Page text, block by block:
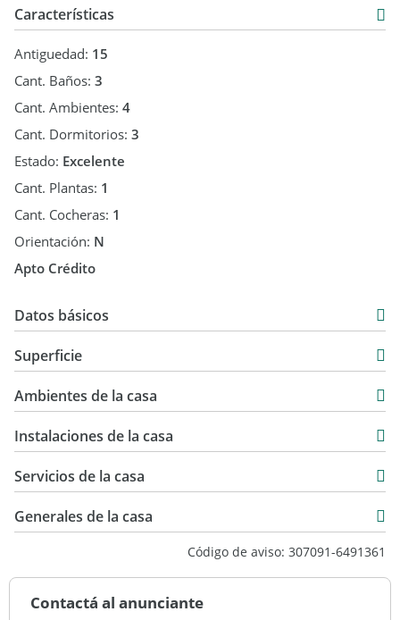
Características
Antiguedad: 15
Cant. Baños: 3
Cant. Ambientes: 4
Cant. Dormitorios: 3
Estado: Excelente
Cant. Plantas: 1
Cant. Cocheras: 1
Orientación: N
Apto Crédito
Datos básicos
Venta
Superficie
439 m2
439 m2
Ambientes de la casa
Instalaciones de la casa
Servicios de la casa
Generales de la casa
Código de aviso: 307091-6491361
Contactá al anunciante